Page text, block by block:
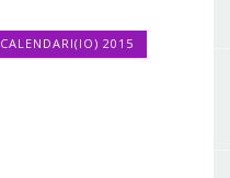
CALENDARI(IO) 2015